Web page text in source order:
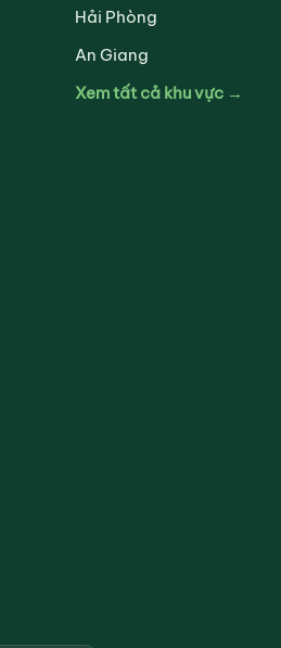
Hải Phòng
An Giang
Xem tất cả khu vực →